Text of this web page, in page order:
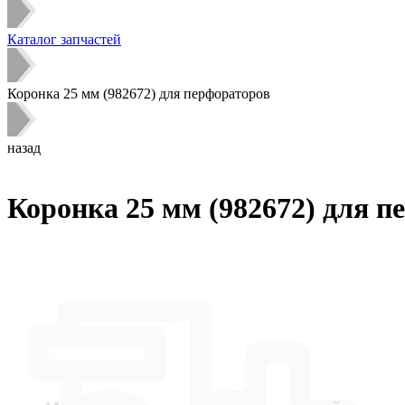
Каталог запчастей
Коронка 25 мм (982672) для перфораторов
назад
Коронка 25 мм (982672) для